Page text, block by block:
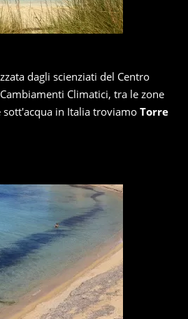
dagli scienziati del Centro
Climatici, tra le zone
sott'acqua in Italia troviamo Torre